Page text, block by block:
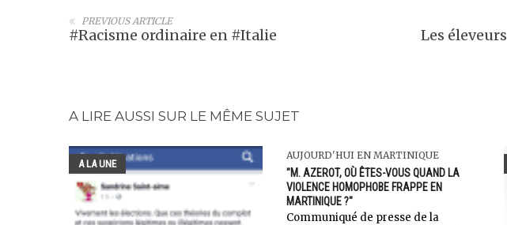
Les
PREVIOUS ARTICLE
#Racisme ordinaire en #Italie
A LIRE AUSSI SUR LE MÊME SUJET
A LA UNE
AUJOURD'HUI EN MARTINIQUE
"M. AZEROT, OÙ ÊTES-VOUS QUAND LA
VIOLENCE HOMOPHOBE FRAPPE EN
MARTINIQUE ?"
Communiqué de presse de la